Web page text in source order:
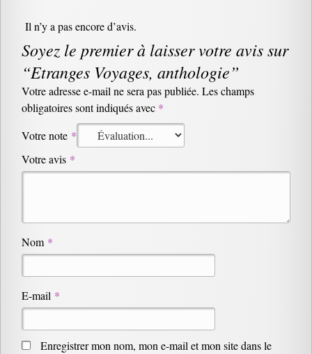
Il n’y a pas encore d’avis.
Soyez le premier à laisser votre avis sur
“Etranges Voyages, anthologie”
Votre adresse e-mail ne sera pas publiée. Les champs
obligatoires sont indiqués avec *
Votre note *
Votre avis *
Nom *
E-mail *
Enregistrer mon nom, mon e-mail et mon site dans le